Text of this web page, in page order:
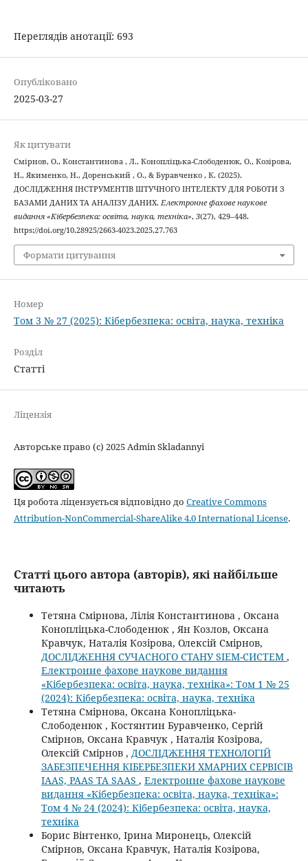
Переглядів анотації: 693
Опубліковано
2025-03-27
Як цитувати
Смірнов, О., Константинова , Л., Конопліцька-Слободенюк, О., Козірова,
Н., Якименко, Н., Доренський , О., & Буравченко , К. (2025).
ДОСЛІДЖЕННЯ ІНСТРУМЕНТІВ ШТУЧНОГО ІНТЕЛЕКТУ ДЛЯ РОБОТИ З
БАЗАМИ ДАНИХ ТА АНАЛІЗУ ДАНИХ. Електронне фахове наукове
видання «Кібербезпека: освіта, наука, техніка», 3(27), 429–448.
https://doi.org/10.28925/2663-4023.2025.27.763
Формати цитування
Номер
Том 3 № 27 (2025): Кібербезпека: освіта, наука, техніка
Розділ
Статті
Ліцензія
Авторське право (c) 2025 Admin Skladannyi
Ця робота ліцензується відповідно до Creative Commons
Attribution-NonCommercial-ShareAlike 4.0 International License.
Статті цього автора (авторів), які найбільше
читають
Тетяна Смірнова, Лілія Константинова , Оксана
Конопліцька-Слободенюк , Ян Козлов, Оксана
Кравчук, Наталія Козірова, Олексій Смірнов,
ДОСЛІДЖЕННЯ СУЧАСНОГО СТАНУ SIEM-СИСТЕМ ,
Електронне фахове наукове видання
«Кібербезпека: освіта, наука, техніка»: Том 1 № 25
(2024): Кібербезпека: освіта, наука, техніка
Тетяна Смірнова, Оксана Конопліцька-
Слободенюк , Костянтин Буравченко, Сергій
Смірнов, Оксана Кравчук , Наталія Козірова,
Олексій Смірнов , ДОСЛІДЖЕННЯ ТЕХНОЛОГІЙ
ЗАБЕЗПЕЧЕННЯ КІБЕРБЕЗПЕКИ ХМАРНИХ СЕРВІСІВ
IAAS, PAAS ТА SAAS , Електронне фахове наукове
видання «Кібербезпека: освіта, наука, техніка»:
Том 4 № 24 (2024): Кібербезпека: освіта, наука,
техніка
Борис Вінтенко, Ірина Миронець, Олексій
Смірнов, Оксана Кравчук, Наталія Козірова,